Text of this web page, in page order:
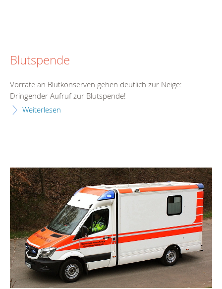
Blutspende
Vorräte an Blutkonserven gehen deutlich zur Neige:
Dringender Aufruf zur Blutspende!
Weiterlesen